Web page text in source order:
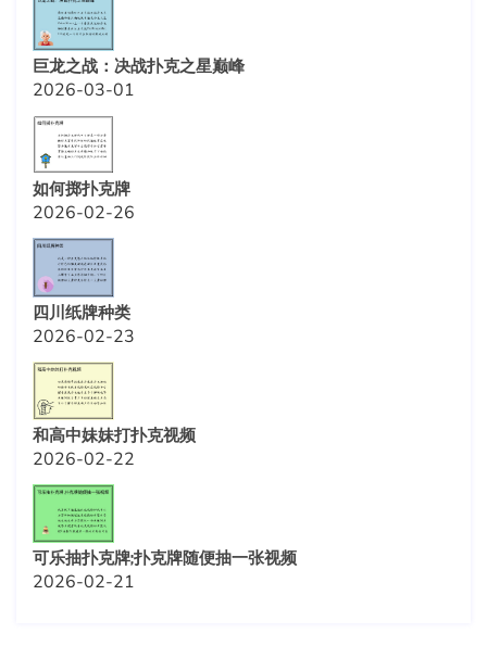
巨龙之战：决战扑克之星巅峰
2026-03-01
如何掷扑克牌
2026-02-26
四川纸牌种类
2026-02-23
和高中妹妹打扑克视频
2026-02-22
可乐抽扑克牌;扑克牌随便抽一张视频
2026-02-21